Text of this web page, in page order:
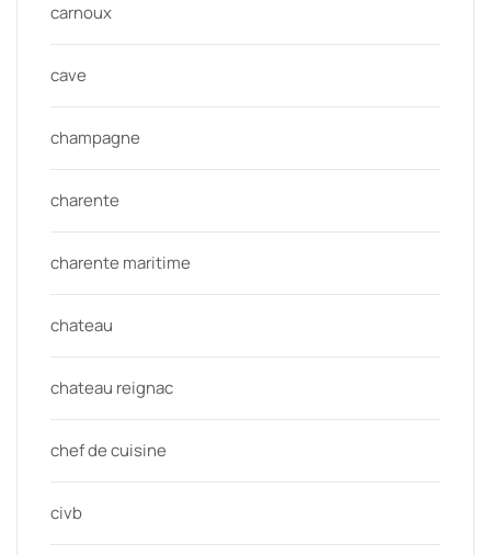
carnoux
cave
champagne
charente
charente maritime
chateau
chateau reignac
chef de cuisine
civb